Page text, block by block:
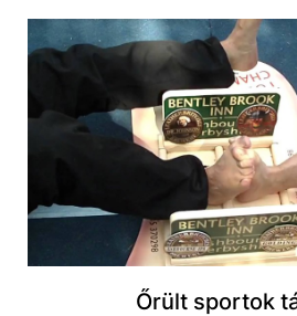
Őrült sportok